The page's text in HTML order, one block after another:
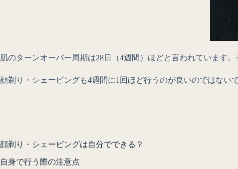
肌のターンオーバー周期は28日（4週間）ほどと言われています
顔剃り・シェービングも4週間に1回ほど行うのが良いのではない
顔剃り・シェービングは自分でできる？
自身で行う際の注意点